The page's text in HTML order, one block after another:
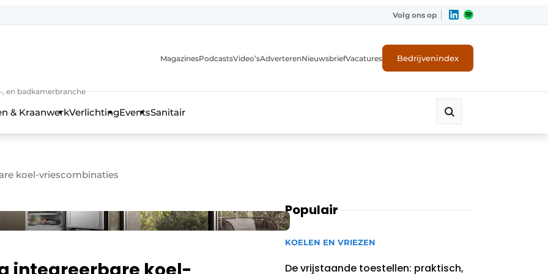
techniek in de keuken-, woon-, en badkamerbranche
Volg ons op
en badkamerbranche
MagazinesPodcastsVideo’sAdverterenNieuwsbriefVacatures Bedrijvenindex
& KraanwerkVerlichtingEventsSanitair
koel-vriescombinaties
Populair
KOELEN EN VRIEZEN
De vrijstaande toestellen: praktisch,